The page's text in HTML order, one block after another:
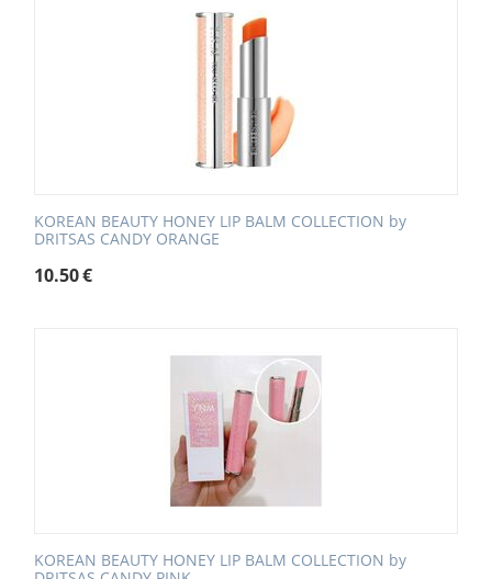
KOREAN BEAUTY HONEY LIP BALM COLLECTION by
DRITSAS CANDY ORANGE
10.50€
KOREAN BEAUTY HONEY LIP BALM COLLECTION by